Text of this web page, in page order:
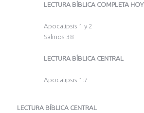
LECTURA BÍBLICA COMPLETA HOY
Apocalipsis 1 y 2
Salmos 38
LECTURA BÍBLICA CENTRAL
Apocalipsis 1:7
LECTURA BÍBLICA CENTRAL